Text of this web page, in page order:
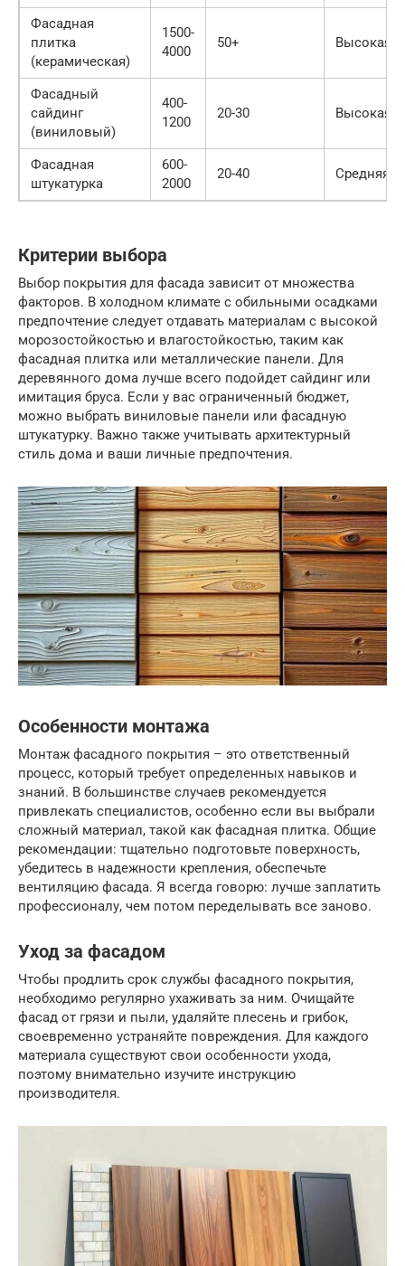
Фасадная
плитка
(керамическая)
1500-
4000
50+ Высокая
Фасадный
сайдинг
(виниловый)
400-
1200
20-30 Высокая
Фасадная
штукатурка
600-
2000
20-40 Средняя
Критерии выбора
Выбор покрытия для фасада зависит от множества
факторов. В холодном климате с обильными осадками
предпочтение следует отдавать материалам с высокой
морозостойкостью и влагостойкостью, таким как
фасадная плитка или металлические панели. Для
деревянного дома лучше всего подойдет сайдинг или
имитация бруса. Если у вас ограниченный бюджет,
можно выбрать виниловые панели или фасадную
штукатурку. Важно также учитывать архитектурный
стиль дома и ваши личные предпочтения.
Особенности монтажа
Монтаж фасадного покрытия – это ответственный
процесс, который требует определенных навыков и
знаний. В большинстве случаев рекомендуется
привлекать специалистов, особенно если вы выбрали
сложный материал, такой как фасадная плитка. Общие
рекомендации: тщательно подготовьте поверхность,
убедитесь в надежности крепления, обеспечьте
вентиляцию фасада. Я всегда говорю: лучше заплатить
профессионалу, чем потом переделывать все заново.
Уход за фасадом
Чтобы продлить срок службы фасадного покрытия,
необходимо регулярно ухаживать за ним. Очищайте
фасад от грязи и пыли, удаляйте плесень и грибок,
своевременно устраняйте повреждения. Для каждого
материала существуют свои особенности ухода,
поэтому внимательно изучите инструкцию
производителя.